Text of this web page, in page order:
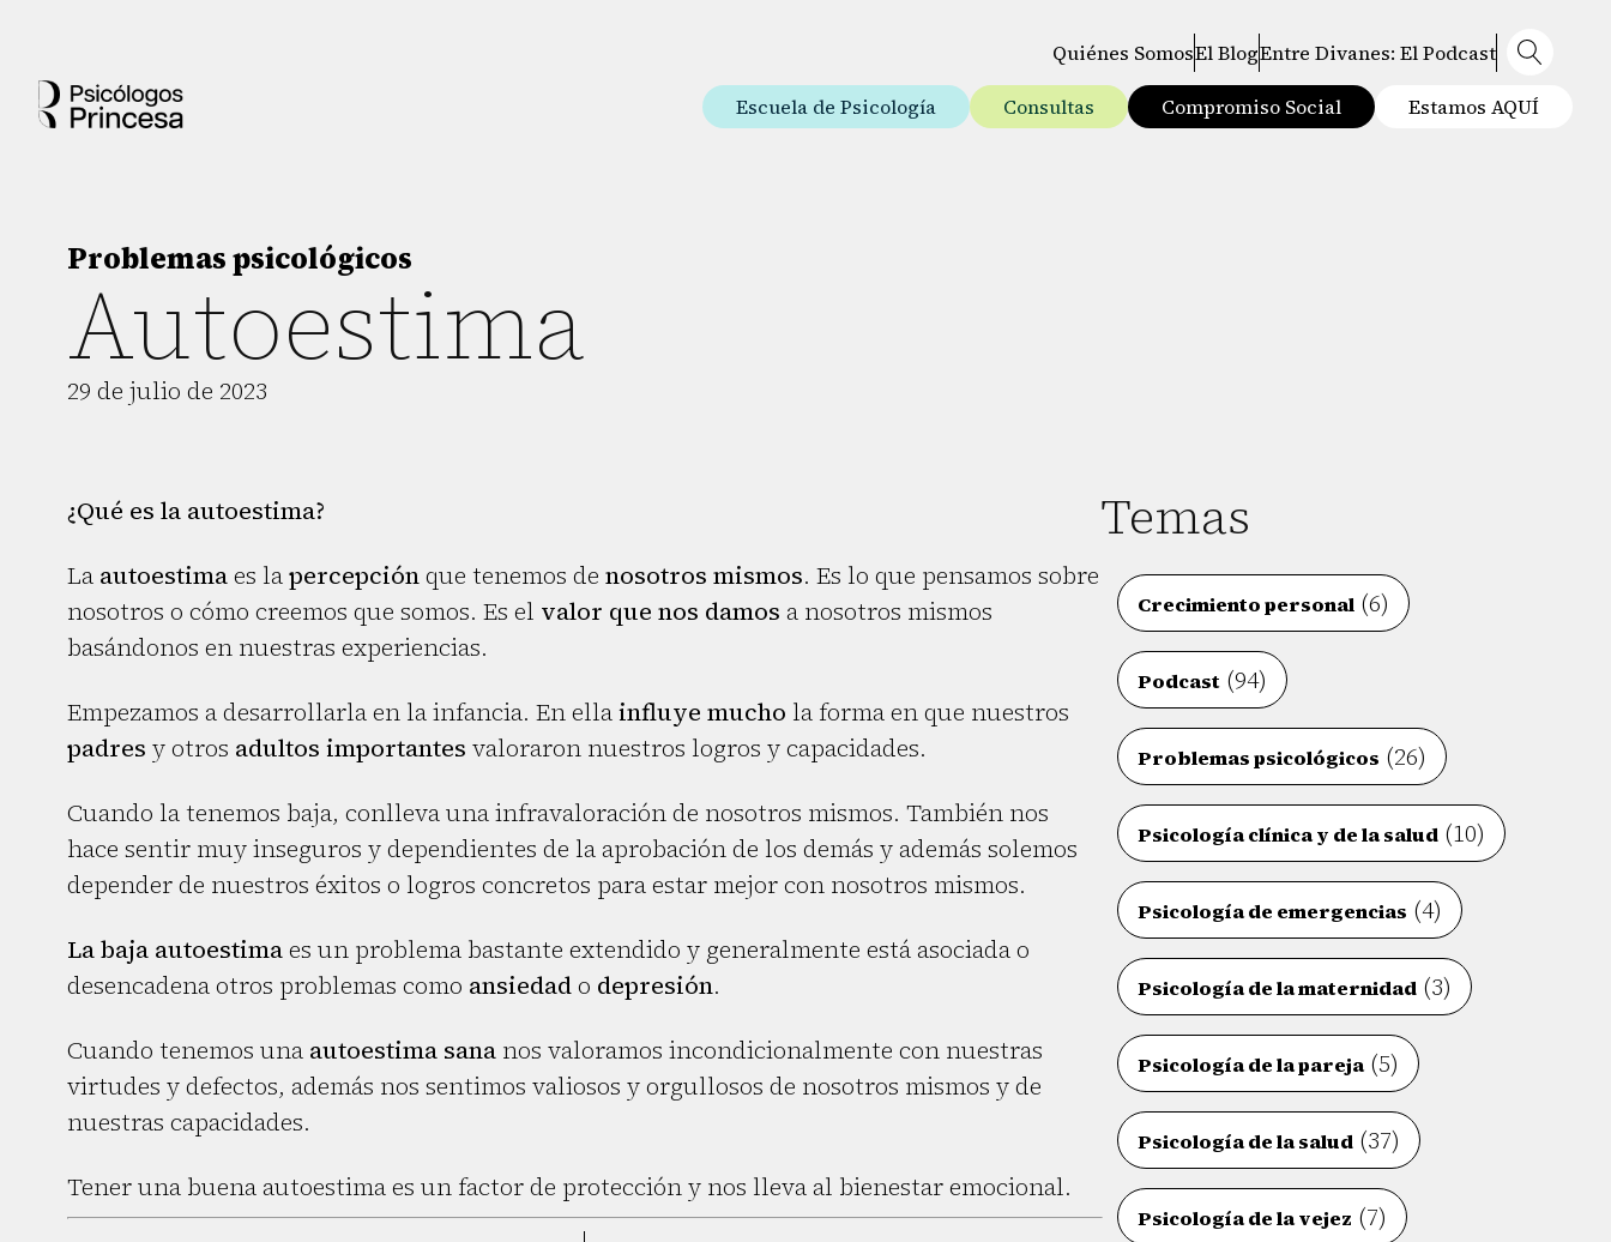
Quiénes SomosEl BlogEntre Divanes: El Podcast
Escuela de Psicología Consultas Compromiso Social Estamos AQUÍ
Problemas psicológicos
Autoestima
29 de julio de 2023
¿Qué es la autoestima?
La autoestimaes lapercepciónque tenemos de nosotros mismos. Es lo que pensamos sobre
nosotros o cómo creemos que somos. Es el valor que nos damos a nosotros mismos
basándonos en nuestras experiencias.
Empezamos a desarrollarla en la infancia. En ellainfluye mucho la forma en que nuestros
padres y otros adultos importantes valoraron nuestros logros y capacidades.
Cuando la tenemos baja, conlleva una infravaloración de nosotros mismos. También nos
hace sentir muy inseguros y dependientes de la aprobación de los demás y además solemos
depender de nuestros éxitos o logros concretos para estar mejor con nosotros mismos.
La baja autoestimaes un problema bastante extendido y generalmente está asociada o
desencadena otros problemas como ansiedado depresión.
Cuando tenemos una autoestima sana nos valoramos incondicionalmente con nuestras
virtudes y defectos, además nos sentimos valiosos y orgullosos de nosotros mismos y de
nuestras capacidades.
Tener una buena autoestima es un factor de protección y nos lleva al bienestar emocional.
Temas
Crecimiento personal (6)
Podcast (94)
Problemas psicológicos (26)
Psicología clínica y de la salud (10)
Psicología de emergencias (4)
Psicología de la maternidad (3)
Psicología de la pareja(5)
Psicología de la salud (37)
Psicología de la vejez (7)